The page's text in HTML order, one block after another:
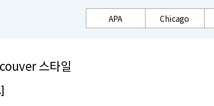
APA Chicago
스타일